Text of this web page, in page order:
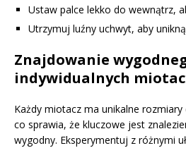
Ustaw palce lekko do wewnątrz,
Utrzymuj luźny uchwyt, aby
Znajdowanie
indywidualnych
Każdy miotacz ma unikalne rozmiary
co sprawia, że kluczowe jest
wygodny. Eksperymentuj z różnymi